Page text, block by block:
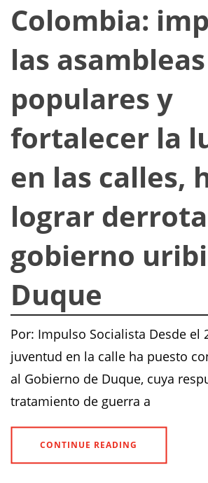
Colombia:
las asambleas
populares y
fortalecer la
en las calles,
lograr
gobierno
Duque
Por: Impulso Socialista Desde el
juventud en la calle ha puesto
al Gobierno de Duque, cuya
tratamiento de guerra a
CONTINUE READING